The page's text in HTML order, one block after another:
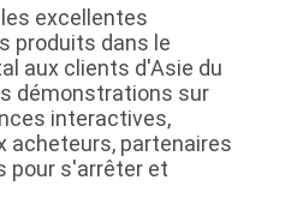
excellentes
produits dans le
aux clients d'Asie du
démonstrations sur
interactives,
acheteurs, partenaires
pour s'arrêter et